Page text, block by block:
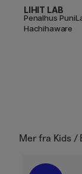
LIHIT LAB
Penalhus
Hachihaware
Mer fra Kids /